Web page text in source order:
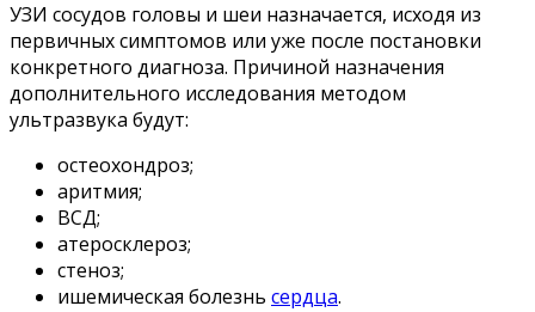
УЗИ сосудов головы и шеи назначается, исходя из
первичных симптомов или уже после постановки
конкретного диагноза. Причиной назначения
дополнительного исследования методом
ультразвука будут:
остеохондроз;
аритмия;
ВСД;
атеросклероз;
стеноз;
ишемическая болезнь сердца.